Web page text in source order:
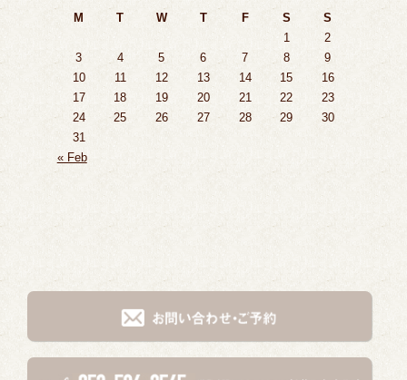
M
T W T F S
S
1
2
3
4 5 6 7 8
9
10
11 12 13 14 15
16
17
18 19 20 21 22
23
24
25 26 27 28 29
30
31
« Feb